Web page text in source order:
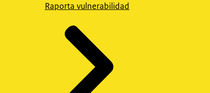
Raporta vulnerabilidad